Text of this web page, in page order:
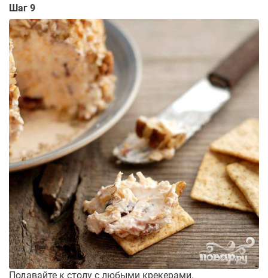
Шаг 9
Подавайте к столу с любыми крекерами.